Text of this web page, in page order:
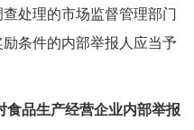
处理的市场监督管理部门
条件的内部举报人应当予
食品生产经营企业内部举报